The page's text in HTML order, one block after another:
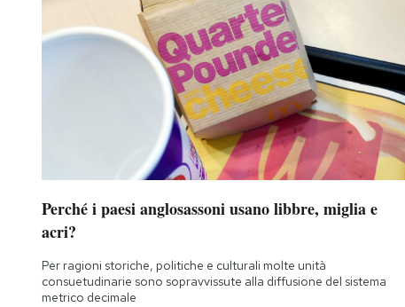
Perché i paesi anglosassoni usano libbre, miglia e
acri?
Per ragioni storiche, politiche e culturali molte unità
consuetudinarie sono sopravvissute alla diffusione del sistema
metrico decimale